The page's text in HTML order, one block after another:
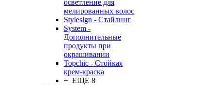
осветление для
мелированных волос
Stylesign - Стайлинг
System -
Дополнительные
продукты при
окрашивании
Topchic - Стойкая
крем-краска
+ ЕЩЕ 8